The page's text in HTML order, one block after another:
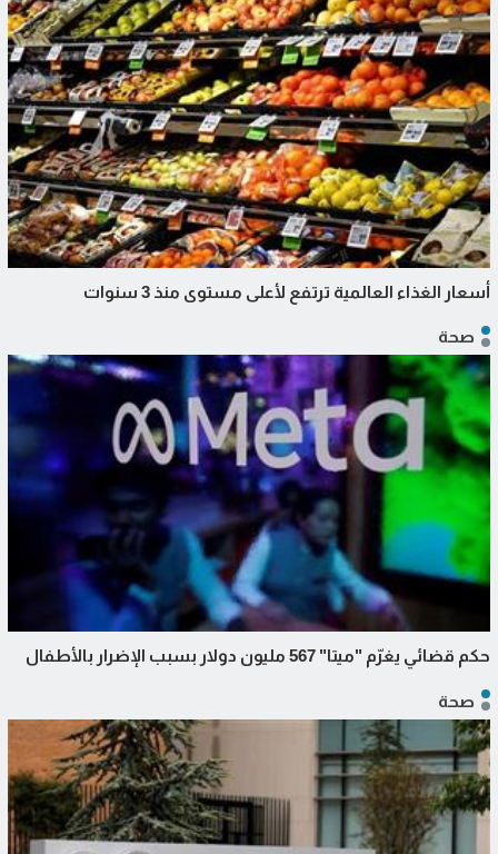
أسعار الغذاء العالمية ترتفع لأعلى مستوى منذ 3 سنوات
صحة
حكم قضائي يغرّم "ميتا" 567 مليون دولار بسبب الإضرار بالأطفال
صحة